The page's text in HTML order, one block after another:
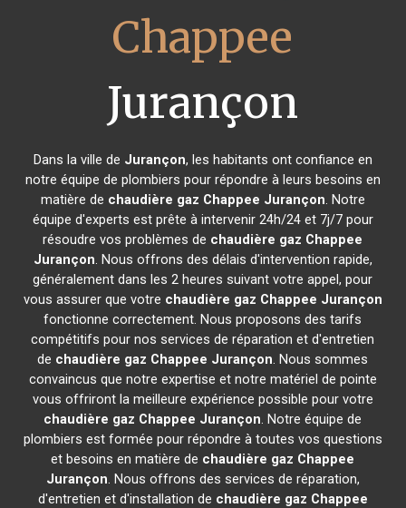
Chappee
Jurançon
Dans la ville de Jurançon, les habitants ont confiance en
notre équipe de plombiers pour répondre à leurs besoins en
matière de chaudière gaz Chappee Jurançon. Notre
équipe d'experts est prête à intervenir 24h/24 et 7j/7 pour
résoudre vos problèmes de chaudière gaz Chappee
Jurançon. Nous offrons des délais d'intervention rapide,
généralement dans les 2 heures suivant votre appel, pour
vous assurer que votre chaudière gaz Chappee Jurançon
fonctionne correctement. Nous proposons des tarifs
compétitifs pour nos services de réparation et d'entretien
de chaudière gaz Chappee Jurançon. Nous sommes
convaincus que notre expertise et notre matériel de pointe
vous offriront la meilleure expérience possible pour votre
chaudière gaz Chappee Jurançon. Notre équipe de
plombiers est formée pour répondre à toutes vos questions
et besoins en matière de chaudière gaz Chappee
Jurançon. Nous offrons des services de réparation,
d'entretien et d'installation de chaudière gaz Chappee